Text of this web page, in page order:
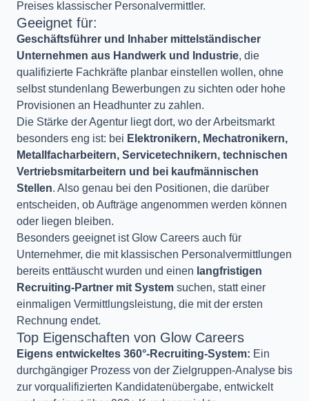
Preises klassischer Personalvermittler.
Geeignet für:
Geschäftsführer und Inhaber mittelständischer
Unternehmen aus Handwerk und Industrie, die
qualifizierte Fachkräfte planbar einstellen wollen, ohne
selbst stundenlang Bewerbungen zu sichten oder hohe
Provisionen an Headhunter zu zahlen.
Die Stärke der Agentur liegt dort, wo der Arbeitsmarkt
besonders eng ist: bei Elektronikern, Mechatronikern,
Metallfacharbeitern, Servicetechnikern, technischen
Vertriebsmitarbeitern und bei kaufmännischen
Stellen. Also genau bei den Positionen, die darüber
entscheiden, ob Aufträge angenommen werden können
oder liegen bleiben.
Besonders geeignet ist Glow Careers auch für
Unternehmer, die mit klassischen Personalvermittlungen
bereits enttäuscht wurden und einen langfristigen
Recruiting-Partner mit System suchen, statt einer
einmaligen Vermittlungsleistung, die mit der ersten
Rechnung endet.
Top Eigenschaften von Glow Careers
Eigens entwickeltes 360°-Recruiting-System: Ein
durchgängiger Prozess von der Zielgruppen-Analyse bis
zur vorqualifizierten Kandidatenübergabe, entwickelt